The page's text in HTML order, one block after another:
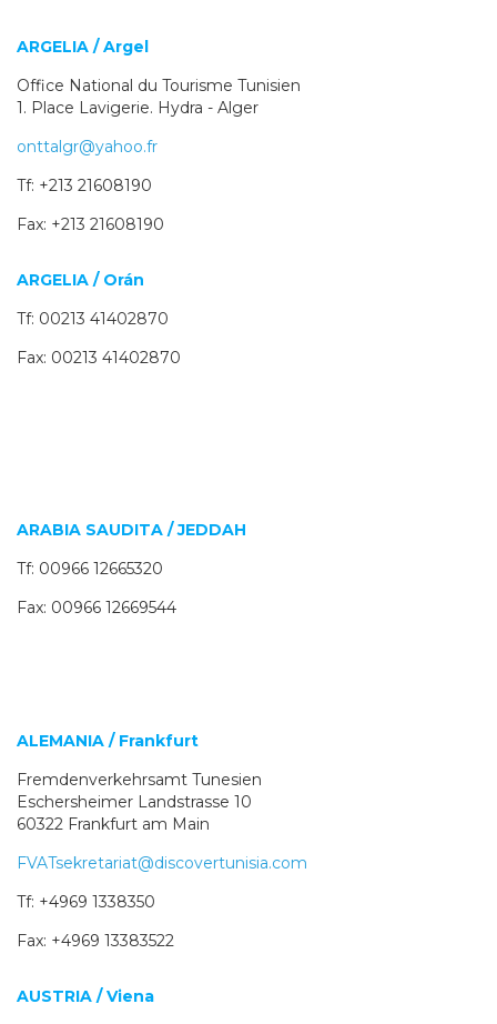
ARGELIA / Argel
Office National du Tourisme Tunisien
1. Place Lavigerie. Hydra - Alger
onttalgr@yahoo.fr
Tf: +213 21608190
Fax: +213 21608190
ARGELIA / Orán
Tf: 00213 41402870
Fax: 00213 41402870
ARABIA SAUDITA / JEDDAH
Tf: 00966 12665320
Fax: 00966 12669544
ALEMANIA / Frankfurt
Fremdenverkehrsamt Tunesien
Eschersheimer Landstrasse 10
60322 Frankfurt am Main
FVATsekretariat@discovertunisia.com
Tf: +4969 1338350
Fax: +4969 13383522
AUSTRIA / Viena